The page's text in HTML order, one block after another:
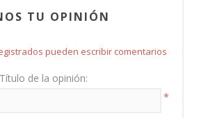
TU OPINIÓN
pueden escribir comentarios
Título de la opinión:
*